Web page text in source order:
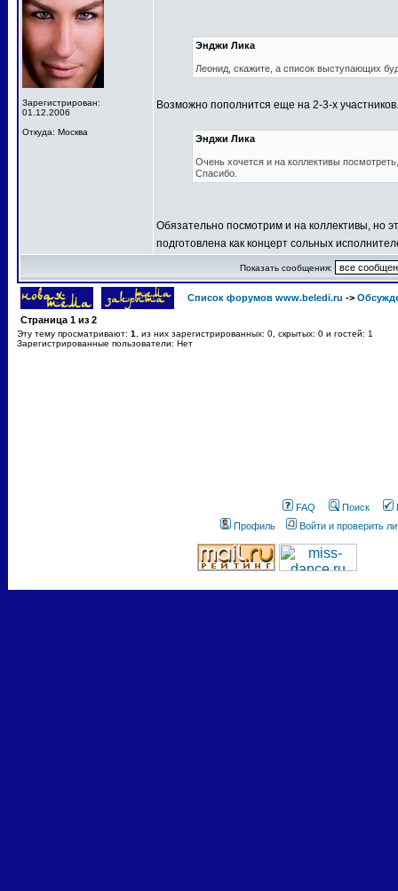
Зарегистрирован:
01.12.2006
Откуда: Москва
Энджи Лика
Леонид, скажите, а список выступающих
Возможно пополнится еще на 2-3-х
Энджи Лика
Очень хочется и на коллективы
Спасибо.
Обязательно посмотрим и на коллективы, но
подготовлена как концерт сольных
Показать сообщения:
Список форумов www.beledi.ru ->
Страница 1 из 2
Эту тему просматривают: 1
, из них зарегистрированных: 0, скрытых: 0 и гостей: 1
Зарегистрированные пользователи: Нет
FAQ Поиск
Профиль
Войти и проверить